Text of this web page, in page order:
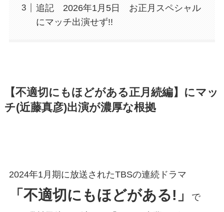
追記 2026年1月5日 お正月スペシャル
にマッチ出演せず!!
【不適切にもほどがある正月続編】にマッ
チ(近藤真彦)出演が濃厚な根拠
2024年1月期に放送されたTBSの連続ドラマ
「不適切にもほどがある!」
で